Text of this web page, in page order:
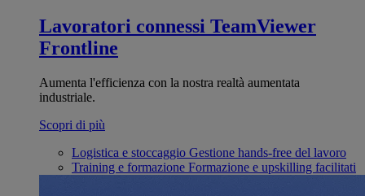
Lavoratori connessi TeamViewer
Frontline
Aumenta l'efficienza con la nostra realtà aumentata
industriale.
Scopri di più
Logistica e stoccaggio Gestione hands-free del lavoro
Training e formazione Formazione e upskilling facilitati